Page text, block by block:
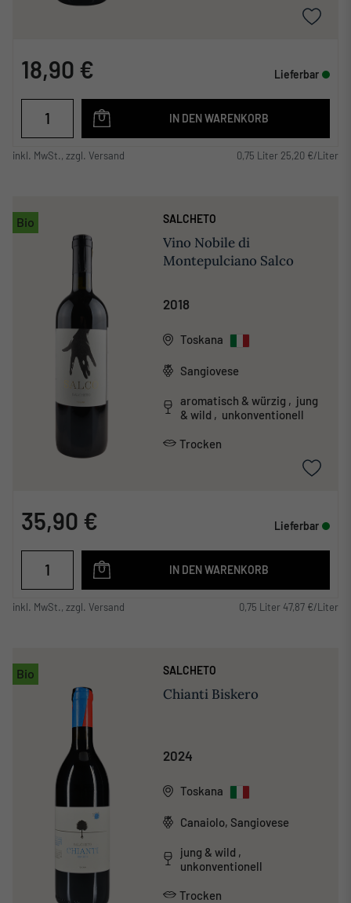
18,90 € Lieferbar
IN DEN WARENKORB
inkl. MwSt., zzgl. Versand 0,75 Liter 25,20 €/Liter
Bio SALCHETO
Vino Nobile di
Montepulciano Salco
2018
Toskana
Sangiovese
aromatisch & würzig , jung
& wild , unkonventionell
Trocken
35,90 € Lieferbar
IN DEN WARENKORB
inkl. MwSt., zzgl. Versand 0,75 Liter 47,87 €/Liter
Bio SALCHETO
Chianti Biskero
2024
Toskana
Canaiolo, Sangiovese
jung & wild ,
unkonventionell
Trocken